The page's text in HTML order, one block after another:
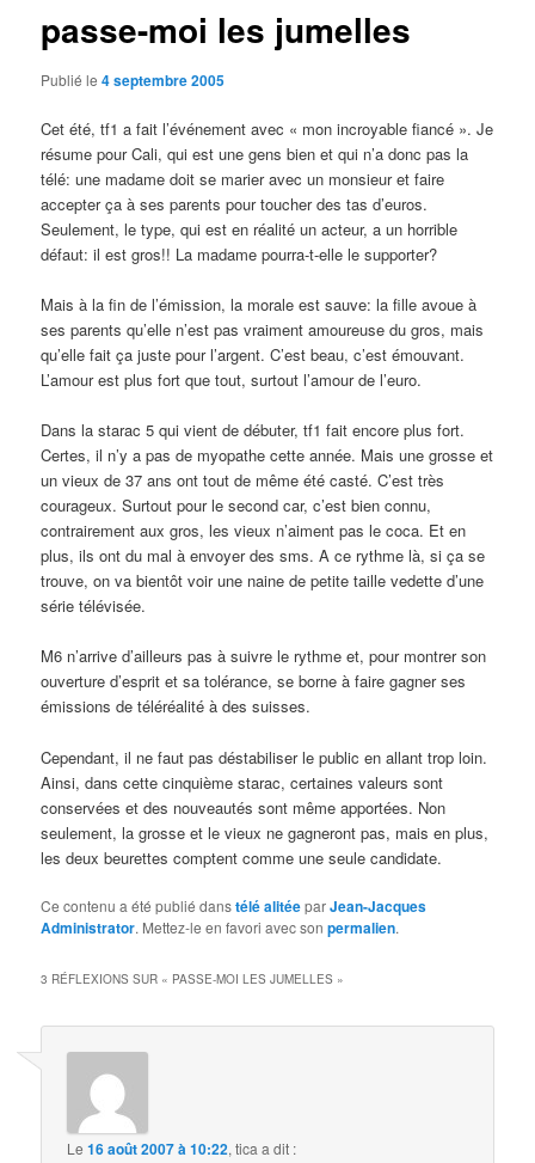
passe-moi les jumelles
Publié le4 septembre 2005
Cet été, tf1 a fait l’événement avec « mon incroyable fiancé ». Je
résume pour Cali, qui est une gens bien et qui n’a donc pas la
télé: une madame doit se marier avec un monsieur et faire
accepter ça à ses parents pour toucher des tas d’euros.
Seulement, le type, qui est en réalité un acteur, a un horrible
défaut: il est gros!! La madame pourra-t-elle le supporter?
Mais à la fin de l’émission, la morale est sauve: la fille avoue à
ses parents qu’elle n’est pas vraiment amoureuse du gros, mais
qu’elle fait ça juste pour l’argent. C’est beau, c’est émouvant.
L’amour est plus fort que tout, surtout l’amour de l’euro.
Dans la starac 5 qui vient de débuter, tf1 fait encore plus fort.
Certes, il n’y a pas de myopathe cette année. Mais une grosse et
un vieux de 37 ans ont tout de même été casté. C’est très
courageux. Surtout pour le second car, c’est bien connu,
contrairement aux gros, les vieux n’aiment pas le coca. Et en
plus, ils ont du mal à envoyer des sms. A ce rythme là, si ça se
trouve, on va bientôt voir une naine de petite taille vedette d’une
série télévisée.
M6 n’arrive d’ailleurs pas à suivre le rythme et, pour montrer son
ouverture d’esprit et sa tolérance, se borne à faire gagner ses
émissions de téléréalité à des suisses.
Cependant, il ne faut pas déstabiliser le public en allant trop loin.
Ainsi, dans cette cinquième starac, certaines valeurs sont
conservées et des nouveautés sont même apportées. Non
seulement, la grosse et le vieux ne gagneront pas, mais en plus,
les deux beurettes comptent comme une seule candidate.
Ce contenu a été publié danstélé alitéeparJean-Jacques
Administrator. Mettez-le en favori avec sonpermalien.
3 RÉFLEXIONS SUR « PASSE-MOI LES JUMELLES »
Le16 août 2007 à 10:22,tica a dit :